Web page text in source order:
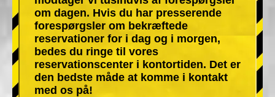
om dagen. Hvis du har presserende
forespørgsler om bekræftede
reservationer for i dag og i morgen,
bedes du ringe til vores
reservationscenter i kontortiden. Det er
den bedste måde at komme i kontakt
med os på!